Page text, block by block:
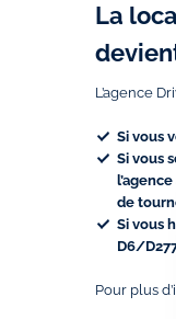
La
L’agence
Si vous
Si vous
de
Si vous
D6/
Pour plus